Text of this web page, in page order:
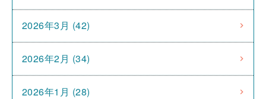
2026年3月 (42)
2026年2月 (34)
2026年1月 (28)